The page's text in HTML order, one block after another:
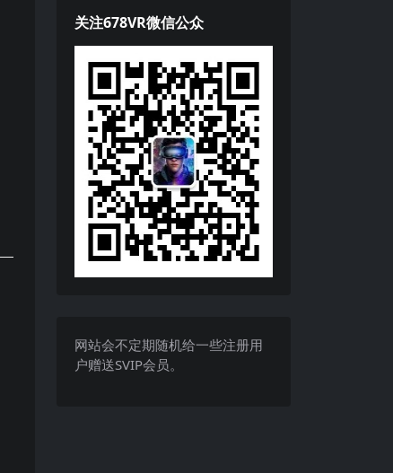
关注678VR微信公众
网站会不定期随机给一些注册用
户赠送SVIP会员。